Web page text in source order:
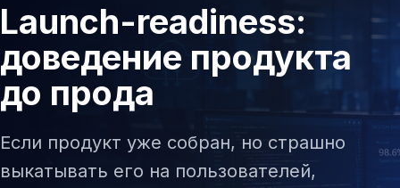
Launch-readiness:
доведение продукта
до прода
Если продукт уже собран, но страшно
выкатывать его на пользователей,